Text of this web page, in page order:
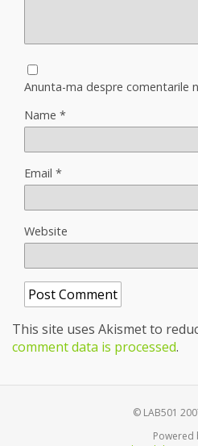
Anunta-ma despre comentarile
Name *
Email *
Website
This site uses Akismet to
comment data is processed.
© LAB501
Powered